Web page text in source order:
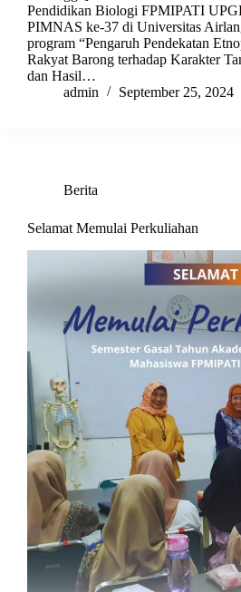
Pendidikan Biologi FPMIPATI
PIMNAS ke-37 di Universitas
program “Pengaruh Pendekatan
Rakyat Barong terhadap Karakter
dan Hasil…
admin
September 25, 2024
Berita
Selamat Memulai Perkuliahan